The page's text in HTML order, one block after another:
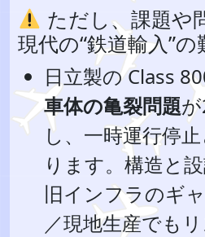
ただし、課題
現代の“鉄道輸入”の
日立製の Class
車体の亀裂問題
し、一時運行停
ります。構造と
旧インフラのギ
／現地生産でも